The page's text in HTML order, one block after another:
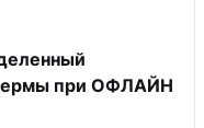
при ОФЛАЙН